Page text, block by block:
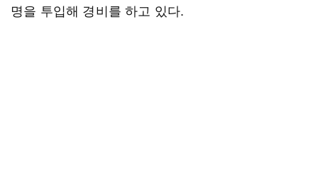
명을 투입해 경비를 하고 있다.